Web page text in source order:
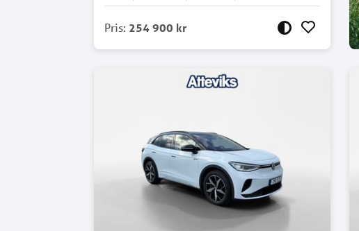
Pris: 254 900 kr